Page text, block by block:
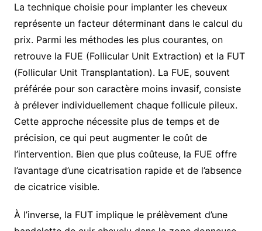
La technique choisie pour implanter les cheveux
représente un facteur déterminant dans le calcul du
prix. Parmi les méthodes les plus courantes, on
retrouve la FUE (Follicular Unit Extraction) et la FUT
(Follicular Unit Transplantation). La FUE, souvent
préférée pour son caractère moins invasif, consiste
à prélever individuellement chaque follicule pileux.
Cette approche nécessite plus de temps et de
précision, ce qui peut augmenter le coût de
l’intervention. Bien que plus coûteuse, la FUE offre
l’avantage d’une cicatrisation rapide et de l’absence
de cicatrice visible.
À l’inverse, la FUT implique le prélèvement d’une